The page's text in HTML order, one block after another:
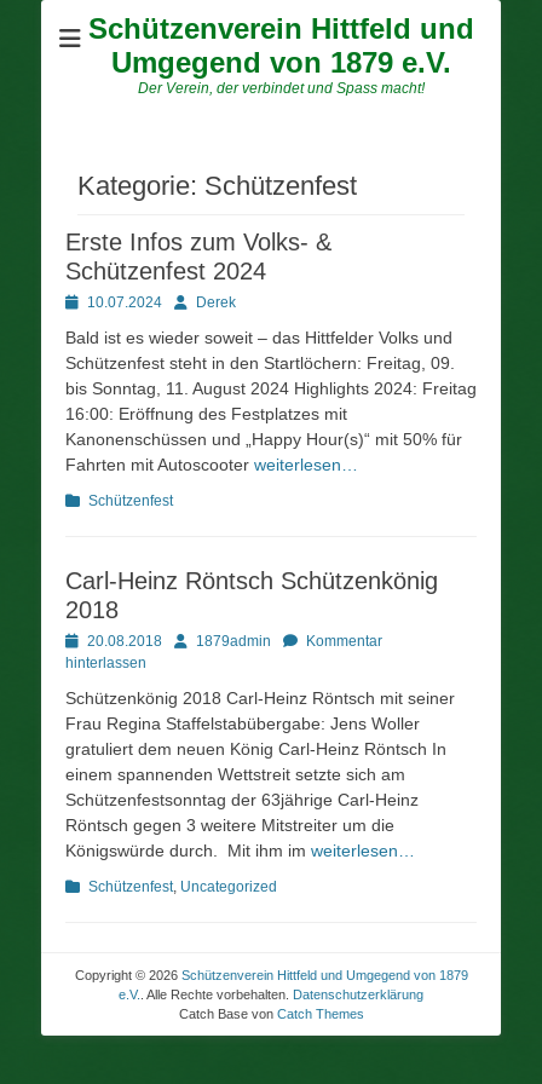
Schützenverein Hittfeld und
Umgegend von 1879 e.V.
Der Verein, der verbindet und Spass macht!
Kategorie: Schützenfest
Erste Infos zum Volks- &
Schützenfest 2024
Posted10.07.2024 AutorDerek
Bald ist es wieder soweit – das Hittfelder Volks und
Schützenfest steht in den Startlöchern: Freitag, 09.
bis Sonntag, 11. August 2024 Highlights 2024: Freitag
16:00: Eröffnung des Festplatzes mit
Kanonenschüssen und „Happy Hour(s)“ mit 50% für
Fahrten mit Autoscooter weiterlesen…
Kategorien
Schützenfest
Carl-Heinz Röntsch Schützenkönig
2018
Posted
on
20.08.2018 Autor1879admin
Kommentar
hinterlassen
Schützenkönig 2018 Carl-Heinz Röntsch mit seiner
Frau Regina Staffelstabübergabe: Jens Woller
gratuliert dem neuen König Carl-Heinz Röntsch In
einem spannenden Wettstreit setzte sich am
Schützenfestsonntag der 63jährige Carl-Heinz
Röntsch gegen 3 weitere Mitstreiter um die
Königswürde durch. Mit ihm im weiterlesen…
Kategorien
Schützenfest, Uncategorized
Copyright © 2026 Schützenverein Hittfeld und Umgegend von 1879
e.V. . Alle Rechte vorbehalten. Datenschutzerklärung
Catch Base von Catch Themes